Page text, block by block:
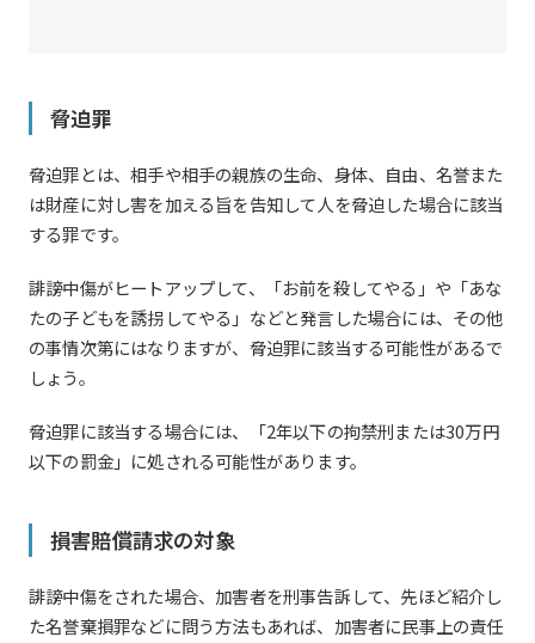
脅迫罪
脅迫罪とは、相手や相手の親族の生命、身体、自由、名誉また
は財産に対し害を加える旨を告知して人を脅迫した場合に該当
する罪です。
誹謗中傷がヒートアップして、「お前を殺してやる」や「あな
たの子どもを誘拐してやる」などと発言した場合には、その他
の事情次第にはなりますが、脅迫罪に該当する可能性があるで
しょう。
脅迫罪に該当する場合には、「2年以下の拘禁刑または30万円
以下の罰金」に処される可能性があります。
損害賠償請求の対象
誹謗中傷をされた場合、加害者を刑事告訴して、先ほど紹介し
た名誉棄損罪などに問う方法もあれば、加害者に民事上の責任